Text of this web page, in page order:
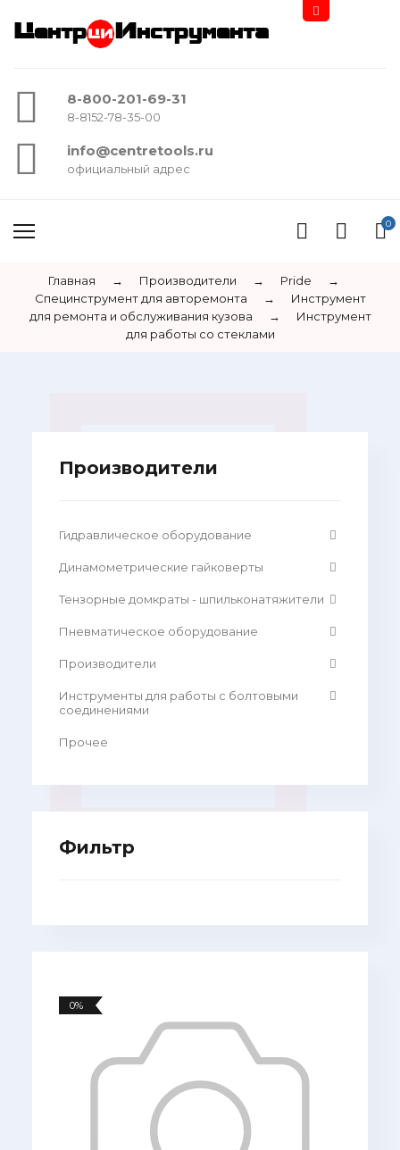
Центр Инструмента
8-800-201-69-31
8-8152-78-35-00
info@centretools.ru
официальный адрес
0
Главная → Производители → Pride
→
Специнструмент для авторемонта
→
Инструмент
для ремонта и обслуживания кузова
→
Инструмент
для работы со стеклами
Производители
Гидравлическое оборудование
Динамометрические гайковерты
Тензорные домкраты - шпильконатяжители
Пневматическое оборудование
Производители
Инструменты для работы с болтовыми
соединениями
Прочее
Фильтр
0%